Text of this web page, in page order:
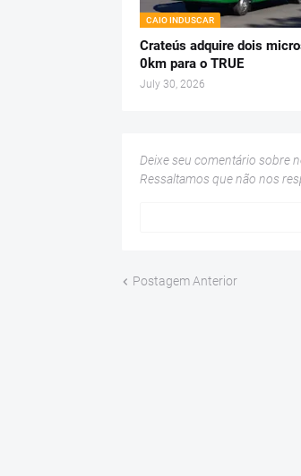
CAIO INDUSCAR
Crateús adquire dois
0km para o TRUE
July 30, 2026
Deixe seu comentário sobre
Ressaltamos que não nos
Postagem Anterior